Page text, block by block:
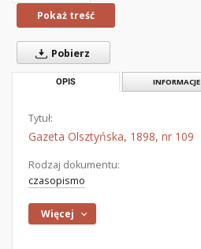
Pokaż treść
Pobierz
OPIS INFORMACJE
Tytuł:
Gazeta Olsztyńska, 1898, nr 109
Rodzaj dokumentu:
czasopismo
Więcej